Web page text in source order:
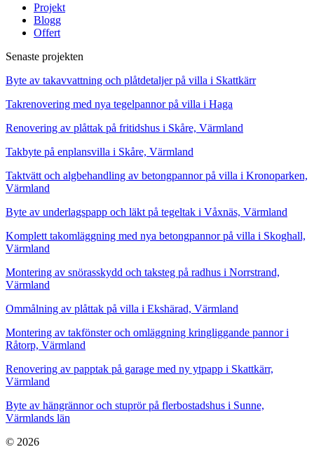
Projekt
Blogg
Offert
Senaste projekten
Byte av takavvattning och plåtdetaljer på villa i Skattkärr
Takrenovering med nya tegelpannor på villa i Haga
Renovering av plåttak på fritidshus i Skåre, Värmland
Takbyte på enplansvilla i Skåre, Värmland
Taktvätt och algbehandling av betongpannor på villa i Kronoparken,
Värmland
Byte av underlagspapp och läkt på tegeltak i Våxnäs, Värmland
Komplett takomläggning med nya betongpannor på villa i Skoghall,
Värmland
Montering av snörasskydd och taksteg på radhus i Norrstrand,
Värmland
Ommålning av plåttak på villa i Ekshärad, Värmland
Montering av takfönster och omläggning kringliggande pannor i
Råtorp, Värmland
Renovering av papptak på garage med ny ytpapp i Skattkärr,
Värmland
Byte av hängrännor och stuprör på flerbostadshus i Sunne,
Värmlands län
© 2026